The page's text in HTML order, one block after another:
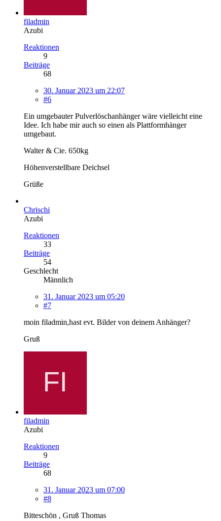
filadmin
Azubi
Reaktionen
9
Beiträge
68
30. Januar 2023 um 22:07
#6
Ein umgebauter Pulverlöschanhänger wäre vielleicht eine
Idee. Ich habe mir auch so einen als Plattformhänger
umgebaut.
Walter & Cie. 650kg
Höhenverstellbare Deichsel
Grüße
Chrischi
Azubi
Reaktionen
33
Beiträge
54
Geschlecht
Männlich
31. Januar 2023 um 05:20
#7
moin filadmin,hast evt. Bilder von deinem Anhänger?
Gruß
filadmin
Azubi
Reaktionen
9
Beiträge
68
31. Januar 2023 um 07:00
#8
Bitteschön , Gruß Thomas